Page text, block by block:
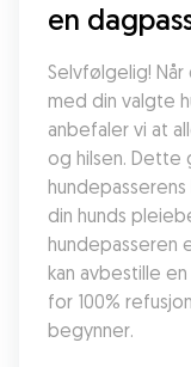
en
Selvfølgelig!
med din valgte
anbefaler vi at
og hilsen. Dette
din hunds
hundepasseren
kan avbestille
for 100%
begynner.